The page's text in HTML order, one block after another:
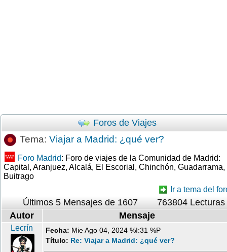
Foros de Viajes
Tema: Viajar a Madrid: ¿qué ver?
Foro Madrid: Foro de viajes de la Comunidad de Madrid:
Capital, Aranjuez, Alcalá, El Escorial, Chinchón, Guadarrama,
Buitrago
Ir a tema del
Últimos 5 Mensajes de 1607
763804 Lecturas
Autor
Mensaje
Lecrín Fecha: Mie Ago 04, 2024 %I:31 %P
Título: Re: Viajar a Madrid: ¿qué ver?